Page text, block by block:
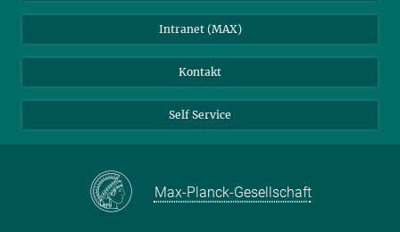
Intranet (MAX)
Kontakt
Self Service
Max-Planck-Gesellschaft